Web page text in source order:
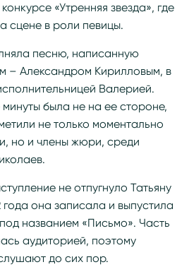
«Утренняя звезда», где
сцене в роли певицы.
песню, написанную
– Александром Кирилловым, в
Валерией.
была не на ее стороне,
не только моментально
но и члены жюри, среди
не отпугнуло Татьяну
года она записала и выпустила
названием «Письмо». Часть
аудиторией, поэтому
до сих пор.